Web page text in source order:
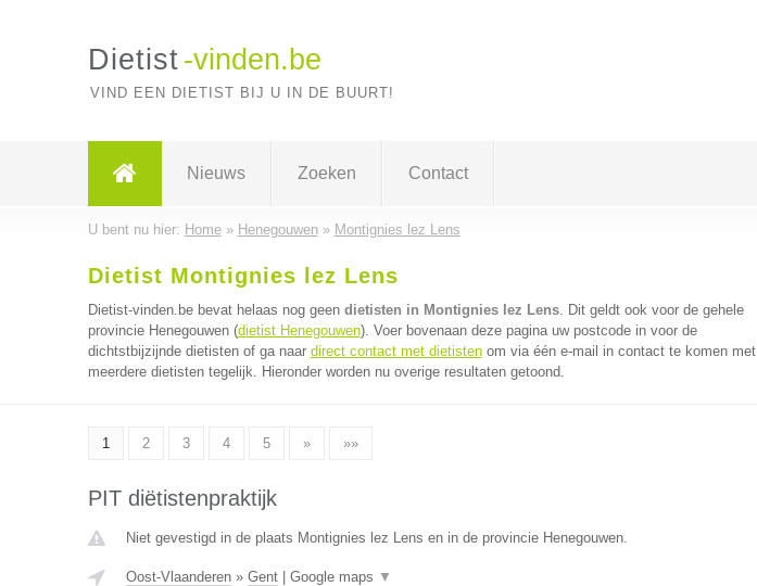
Dietist -vinden.be
VIND EEN DIETIST BIJ U IN DE BUURT!
Nieuws Zoeken Contact
U bent nu hier: Home» Henegouwen» Montignies lez Lens
Dietist Montignies lez Lens
Dietist-vinden.be bevat helaas nog geen dietisten in Montignies lez Lens. Dit geldt ook voor de gehele
provincie Henegouwen (dietist Henegouwen). Voer bovenaan deze pagina uw postcode in voor de
dichtstbijzijnde dietisten of ga naar direct contact met dietistenom via één e-mail in contact te komen met
meerdere dietisten tegelijk. Hieronder worden nu overige resultaten getoond.
1 2 3 4 5 » »»
PIT diëtistenpraktijk
Niet gevestigd in de plaats Montignies lez Lens en in de provincie Henegouwen.
Oost-Vlaanderen» Gent| Google maps ▼